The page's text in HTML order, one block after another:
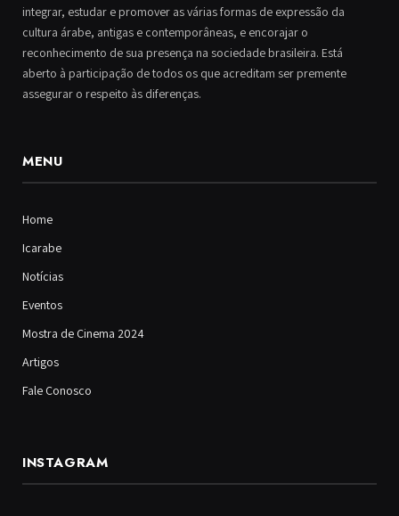
integrar, estudar e promover as várias formas de expressão da
cultura árabe, antigas e contemporâneas, e encorajar o
reconhecimento de sua presença na sociedade brasileira. Está
aberto à participação de todos os que acreditam ser premente
assegurar o respeito às diferenças.
MENU
Home
Icarabe
Notícias
Eventos
Mostra de Cinema 2024
Artigos
Fale Conosco
INSTAGRAM